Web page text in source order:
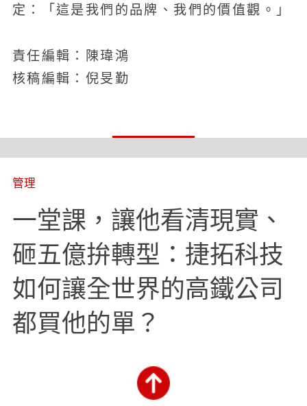
定：「這是我們的品牌、我們的價值觀。」
責任編輯：陳瑋鴻
核稿編輯：倪旻勤
管理
一堂課，讓他看清現實、
砸五億拚轉型：捷拓科技
如何讓全世界的高鐵公司
都買他的單？